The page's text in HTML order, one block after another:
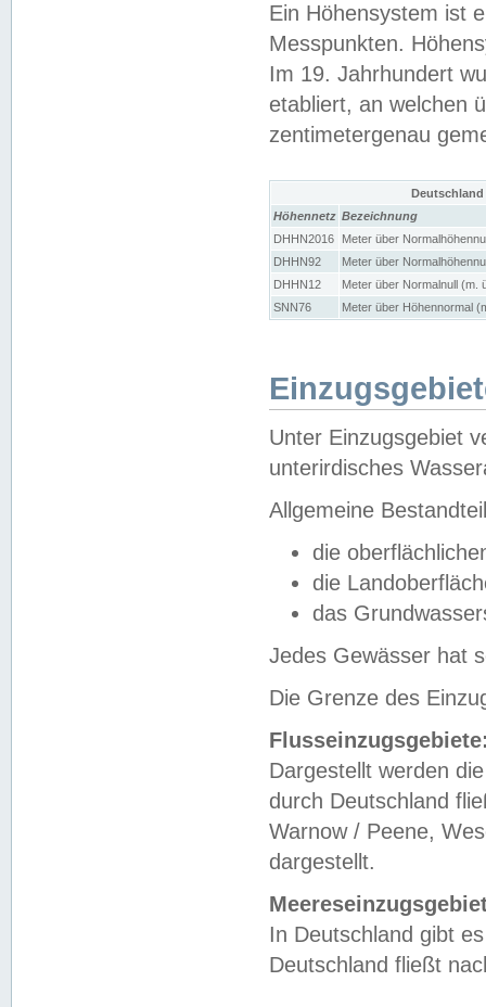
Ein Höhensystem ist
Messpunkten.
Im 19. Jahrhundert
etabliert, an welchen
zentimetergenau
Höhennetz Bezeichnung
DHHN2016
Meter über
DHHN92
Meter über
DHHN12
Meter über Normalnull (m.
SNN76
Meter über Höhennormal
Unter Einzugsgebiet
unterirdisches
Allgemeine
die
die
das
Jedes Gewässer hat
Die Grenze des
Dargestellt werden
durch Deutschland
Warnow / Peene,
dargestellt.
In Deutschland gibt
Deutschland fließt